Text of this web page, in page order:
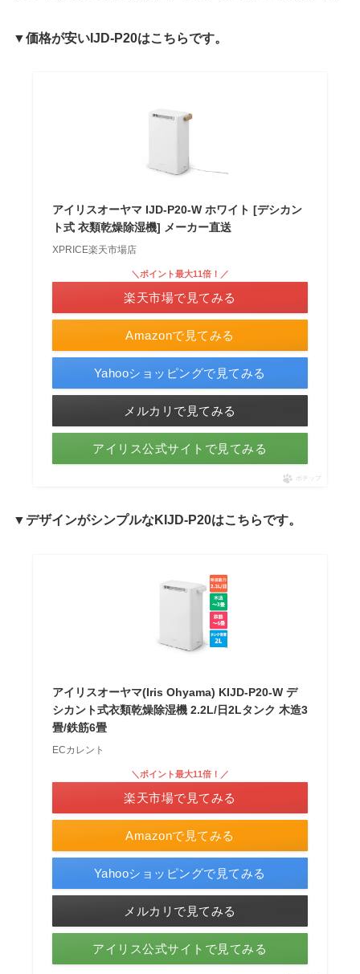
▼価格が安いIJD-P20はこちらです。
アイリスオーヤマ IJD-P20-W ホワイト [デシカン
ト式 衣類乾燥除湿機] メーカー直送
XPRICE楽天市場店
Amazonで見てみる
＼ポイント最大11倍！／
楽天市場で見てみる
Yahooショッピングで見てみる
メルカリで見てみる
アイリス公式サイトで見てみる
ポチップ
▼ デザインがシンプルなKIJD-P20はこちらです。
アイリスオーヤマ(Iris Ohyama) KIJD-P20-W デ
シカント式衣類乾燥除湿機 2.2L/日2Lタンク 木造3
畳/鉄筋6畳
ECカレント
Amazonで見てみる
＼ポイント最大11倍！／
楽天市場で見てみる
Yahooショッピングで見てみる
メルカリで見てみる
アイリス公式サイトで見てみる